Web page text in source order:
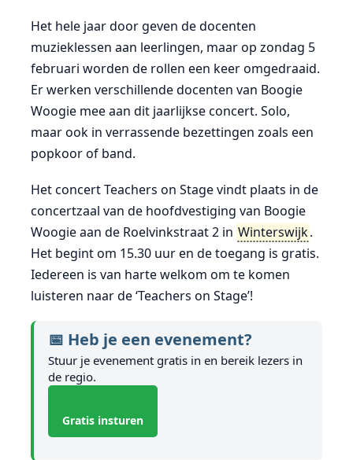
Het hele jaar door geven de docenten
muzieklessen aan leerlingen, maar op zondag 5
februari worden de rollen een keer omgedraaid.
Er werken verschillende docenten van Boogie
Woogie mee aan dit jaarlijkse concert. Solo,
maar ook in verrassende bezettingen zoals een
popkoor of band.
Het concert Teachers on Stage vindt plaats in de
concertzaal van de hoofdvestiging van Boogie
Woogie aan de Roelvinkstraat 2 in Winterswijk.
Het begint om 15.30 uur en de toegang is gratis.
Iedereen is van harte welkom om te komen
luisteren naar de ‘Teachers on Stage’!
📅 Heb je een evenement?
Stuur je evenement gratis in en bereik lezers in
de regio.
Gratis insturen